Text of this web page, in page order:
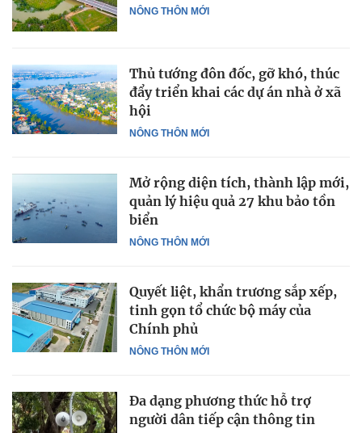
NÔNG THÔN MỚI
NÔNG THÔN MỚI
Thủ tướng đôn đốc, gỡ khó, thúc
đẩy triển khai các dự án nhà ở xã
hội
NÔNG THÔN MỚI
Mở rộng diện tích, thành lập mới,
quản lý hiệu quả 27 khu bảo tồn
biển
NÔNG THÔN MỚI
Quyết liệt, khẩn trương sắp xếp,
tinh gọn tổ chức bộ máy của
Chính phủ
Đa dạng phương thức hỗ trợ
người dân tiếp cận thông tin